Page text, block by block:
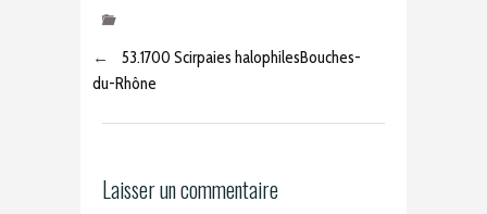
←
53.1700 Scirpaies halophilesBouches-
du-Rhône
Laisser un commentaire